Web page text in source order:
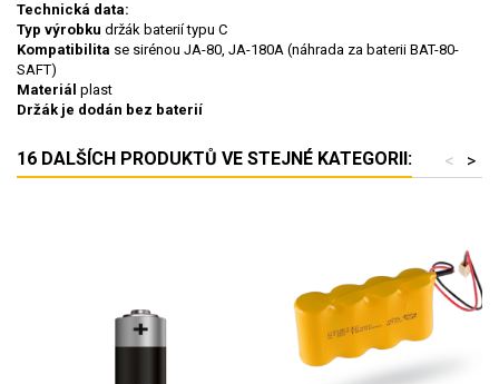
Technická data:
Typ výrobku držák baterií typu C
Kompatibilita se sirénou JA-80, JA-180A (náhrada za baterii BAT-80-
SAFT)
Materiál plast
Držák je dodán bez baterií
16 DALŠÍCH PRODUKTŮ VE STEJNÉ KATEGORII: >
<